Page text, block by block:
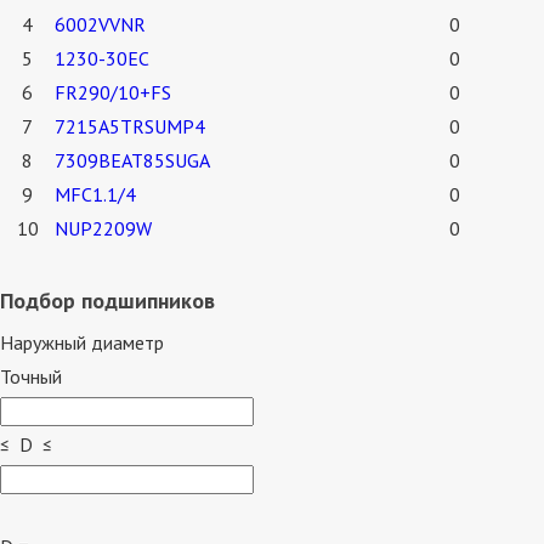
4
6002VVNR 0
5
1230-30EC 0
6
FR290/10+FS 0
7
7215A5TRSUMP4 0
8
7309BEAT85SUGA 0
9
MFC1.1/4 0
10
NUP2209W 0
Подбор подшипников
Наружный диаметр
Точный
≤ D ≤